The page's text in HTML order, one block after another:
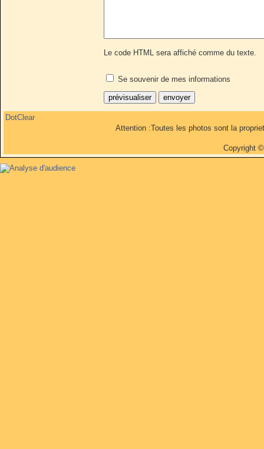
Le code HTML sera affiché comme du texte.
Se souvenir de mes informations
DotClear
Attention :Toutes les photos sont la
Copyright